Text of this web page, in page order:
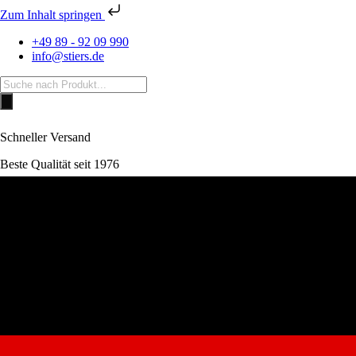
Zum Inhalt springen
+49 89 - 92 09 990
info@stiers.de
Products
search
Schneller Versand
Beste Qualität seit 1976